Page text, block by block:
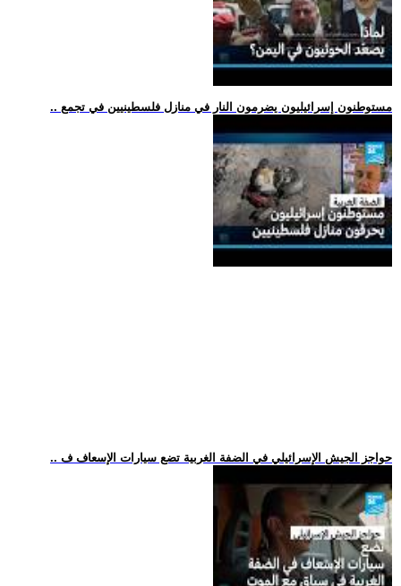
.. مستوطنون إسرائيليون يضرمون النار في منازل فلسطينيين في تجمع
.. حواجز الجيش الإسرائيلي في الضفة الغربية تضع سيارات الإسعاف ف